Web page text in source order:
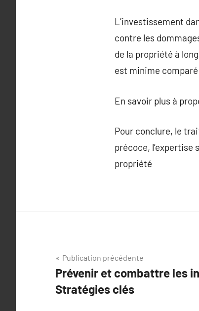
L’investissement
contre les
de la propriété à
est minime
En savoir plus à
Pour conclure, le
précoce,
propriété
Navigation
de
l’article
Publication précédente
Prévenir et combattre les
Stratégies clés